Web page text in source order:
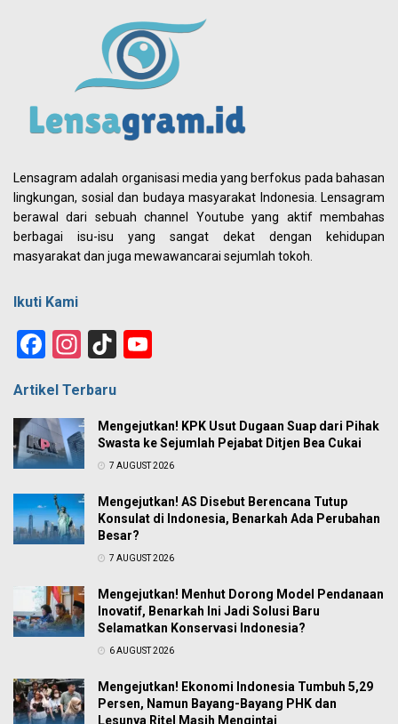
Lensagram adalah organisasi media yang berfokus pada bahasan
lingkungan, sosial dan budaya masyarakat Indonesia. Lensagram
berawal dari sebuah channel Youtube yang aktif membahas
berbagai isu-isu yang sangat dekat dengan kehidupan
masyarakat dan juga mewawancarai sejumlah tokoh.
Ikuti Kami
Facebook
Instagram
TikTok
Artikel Terbaru
Mengejutkan! KPK Usut Dugaan Suap dari Pihak
Swasta ke Sejumlah Pejabat Ditjen Bea Cukai
7 AUGUST 2026
Mengejutkan! AS Disebut Berencana Tutup
Konsulat di Indonesia, Benarkah Ada Perubahan
Besar?
7 AUGUST 2026
Mengejutkan! Menhut Dorong Model Pendanaan
Inovatif, Benarkah Ini Jadi Solusi Baru
Selamatkan Konservasi Indonesia?
6 AUGUST 2026
Mengejutkan! Ekonomi Indonesia Tumbuh 5,29
Persen, Namun Bayang-Bayang PHK dan
Lesunya Ritel Masih Mengintai